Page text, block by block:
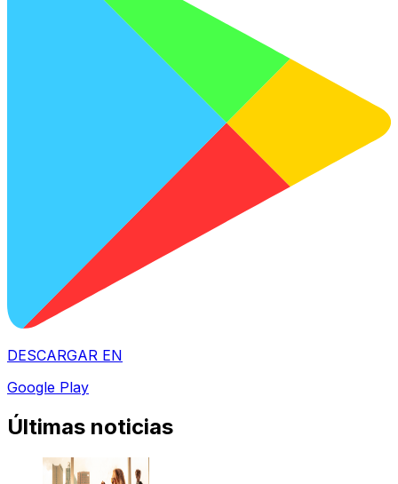
DESCARGAR EN
Google Play
Últimas noticias